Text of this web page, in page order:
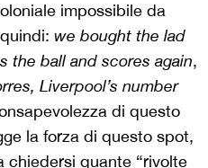
impossibile da
we bought the lad
the ball and scores again,
Liverpool’s number
di questo
la forza di questo spot,
chiedersi quante “rivolte